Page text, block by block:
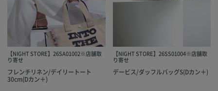
【NIGHT STORE】26SA01002※店舗取
り寄せ
フレンチリネン/デイリートート
30cm(Dカン＋)
【NIGHT STORE】26SS01004※店舗取
り寄せ
デービス/ダッフルバッグS(Dカン＋)